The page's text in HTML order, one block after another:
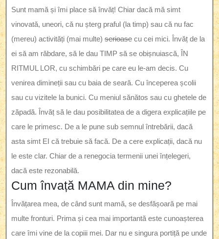
Sunt mamă și îmi place să învăț! Chiar dacă mă simt
vinovată, uneori, că nu șterg praful (la timp) sau că nu fac
(mereu) activități (mai multe) serioase cu cei mici. Învăț de la
ei să am răbdare, să le dau TIMP să se obișnuiască, ÎN
RITMUL LOR, cu schimbări pe care eu le-am decis. Cu
venirea dimineții sau cu baia de seară. Cu începerea școlii
sau cu vizitele la bunici. Cu meniul sănătos sau cu ghetele de
zăpadă. Învăț să le dau posibilitatea de a digera explicațiile pe
care le primesc. De a le pune sub semnul întrebării, dacă
asta simt EI că trebuie să facă. De a cere explicații, dacă nu
le este clar. Chiar de a renegocia termenii unei înțelegeri,
dacă este rezonabilă.
Cum învață MAMA din mine?
Învățarea mea, de când sunt mamă, se desfășoară pe mai
multe fronturi. Prima și cea mai importantă este cunoașterea
care îmi vine de la copiii mei. Dar nu e singura portiță pe unde